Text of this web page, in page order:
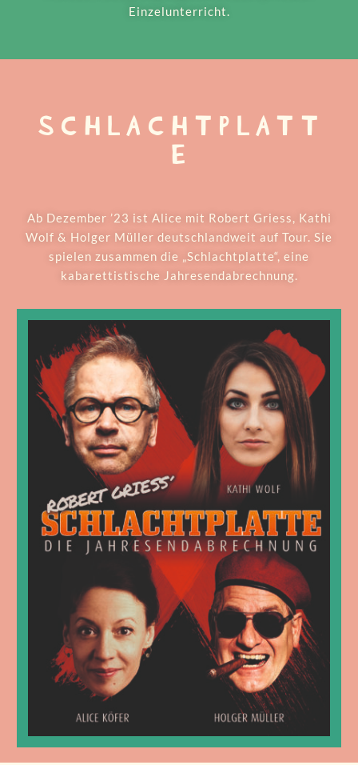
Einzelunterricht.
SCHLACHTPLATT
E
Ab Dezember ’23 ist Alice mit Robert Griess, Kathi
Wolf & Holger Müller deutschlandweit auf Tour. Sie
spielen zusammen die „Schlachtplatte“, eine
kabarettistische Jahresendabrechnung.